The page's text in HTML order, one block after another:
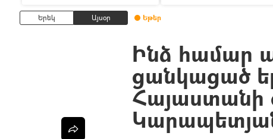
Երեկ Այսօր Եթեր
Ինձ համար
ցանկացած
Հայաստանի